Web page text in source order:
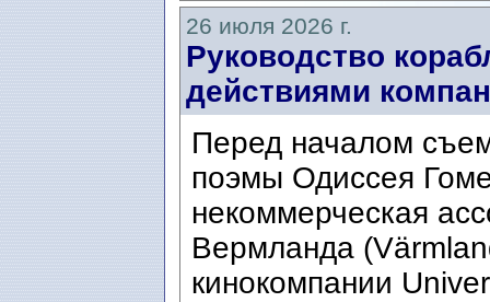
26 июля 2026 г.
Руководство
действиями
Перед началом
поэмы Одиссея
некоммерческая
Вермланда
кинокомпании